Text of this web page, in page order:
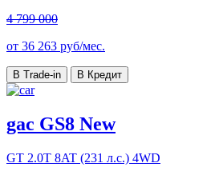
4 799 000
от 36 263 руб/мес.
В Trade-in В Кредит
gac GS8 New
GT 2.0T 8AT (231 л.с.) 4WD